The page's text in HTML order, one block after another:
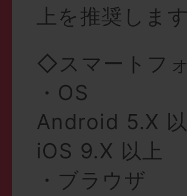
上を推奨します
◇スマートフ
・OS
Android 5.X
iOS 9.X 以上
・ブラウザ